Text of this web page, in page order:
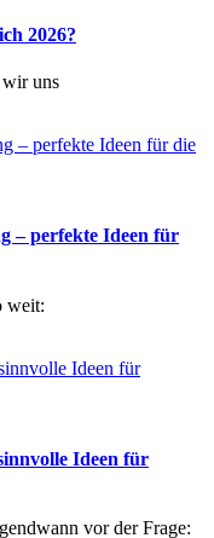
2026?
wir uns
– perfekte Ideen für
weit:
Ideen für
vor der Frage: